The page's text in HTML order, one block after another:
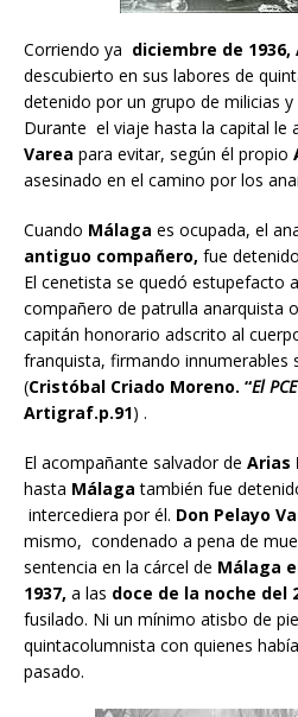
Corriendo ya diciembre de
descubierto en sus labores de
detenido por un grupo de milicias
Durante el viaje hasta la capital le
Varea para evitar, según él propio
asesinado en el camino por los
Cuando Málaga es ocupada, el
antiguo compañero, fue
El cenetista se quedó estupefacto
compañero de patrulla anarquista
capitán honorario adscrito al
franquista, firmando innumerables
(Cristóbal Criado Moreno. “El
Artigraf.p.91) .
El acompañante salvador de Arias
hasta Málaga también fue
intercediera por él. Don Pelayo
mismo, condenado a pena de
sentencia en la cárcel de Málaga
1937, a las doce de la noche del
fusilado. Ni un mínimo atisbo de
quintacolumnista con quienes
pasado.